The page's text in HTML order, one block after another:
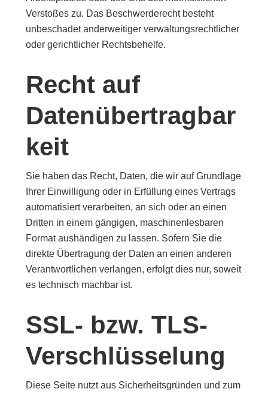
Verstoßes zu. Das Beschwerderecht besteht
unbeschadet anderweitiger verwaltungsrechtlicher
oder gerichtlicher Rechtsbehelfe.
Recht auf
Datenübertragbar
keit
Sie haben das Recht, Daten, die wir auf Grundlage
Ihrer Einwilligung oder in Erfüllung eines Vertrags
automatisiert verarbeiten, an sich oder an einen
Dritten in einem gängigen, maschinenlesbaren
Format aushändigen zu lassen. Sofern Sie die
direkte Übertragung der Daten an einen anderen
Verantwortlichen verlangen, erfolgt dies nur, soweit
es technisch machbar ist.
SSL- bzw. TLS-
Verschlüsselung
Diese Seite nutzt aus Sicherheitsgründen und zum